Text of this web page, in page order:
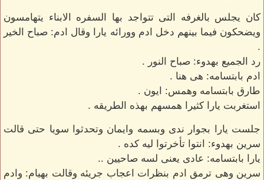
كان يجلس بالغرفه التى تتواجد بها السفره الابناء يتهامسون
ويضحكون فيما بينهم دخل ادم وورائه يارا وقال ادم: صباح الخير
.
رد الجميع بهدوء: صباح النور .
ادم بابتسامه: هى هنا .
طارق بابتسامه وهمس: ايون .
استغربت يارا كثيرا همسهم بهذه الطريقه .
جلست يارا بجوار ندى وبسمه وايمان وتحدثوا سويا حتى قالت
سرين بهدوء: انتوا تأخرتوا ليه كده .
يارا بابتسامه: عادى يعنى لسه صاحيين ..
سرين وهى ترمق ادم بنظرات اعجاب جريئه وقالت بهيام: وادم